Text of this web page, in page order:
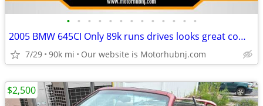
• • • • • • • • • • • • •
2005 BMW 645CI Only 89k runs drives looks great comvertible
7/29 90k mi Our website is Motorhubnj.com
$2,500